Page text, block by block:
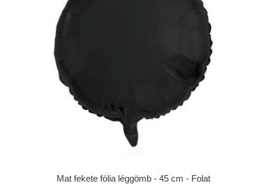
Mat fekete fólia léggömb - 45 cm - Folat